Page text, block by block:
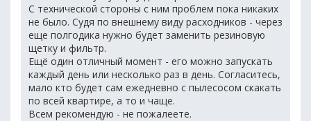
С технической стороны с ним проблем пока никаких
не было. Судя по внешнему виду расходников - через
еще полгодика нужно будет заменить резиновую
щетку и фильтр.
Ещё один отличный момент - его можно запускать
каждый день или несколько раз в день. Согласитесь,
мало кто будет сам ежедневно с пылесосом скакать
по всей квартире, а то и чаще.
Всем рекомендую - не пожалеете.